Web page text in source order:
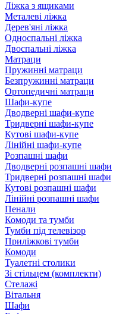
Ліжка з ящиками
Металеві ліжка
Дерев'яні ліжка
Односпальні ліжка
Двоспальні ліжка
Матраци
Пружинні матраци
Безпружинні матраци
Ортопедичні матраци
Шафи-купе
Дводверні шафи-купе
Тридверні шафи-купе
Кутові шафи-купе
Лінійні шафи-купе
Розпашні шафи
Дводверні розпашні шафи
Тридверні розпашні шафи
Кутові розпашні шафи
Лінійні розпашні шафи
Пенали
Комоди та тумби
Тумби під телевізор
Приліжкові тумби
Комоди
Туалетні столики
Зі стільцем (комплекти)
Стелажі
Вітальня
Шафи